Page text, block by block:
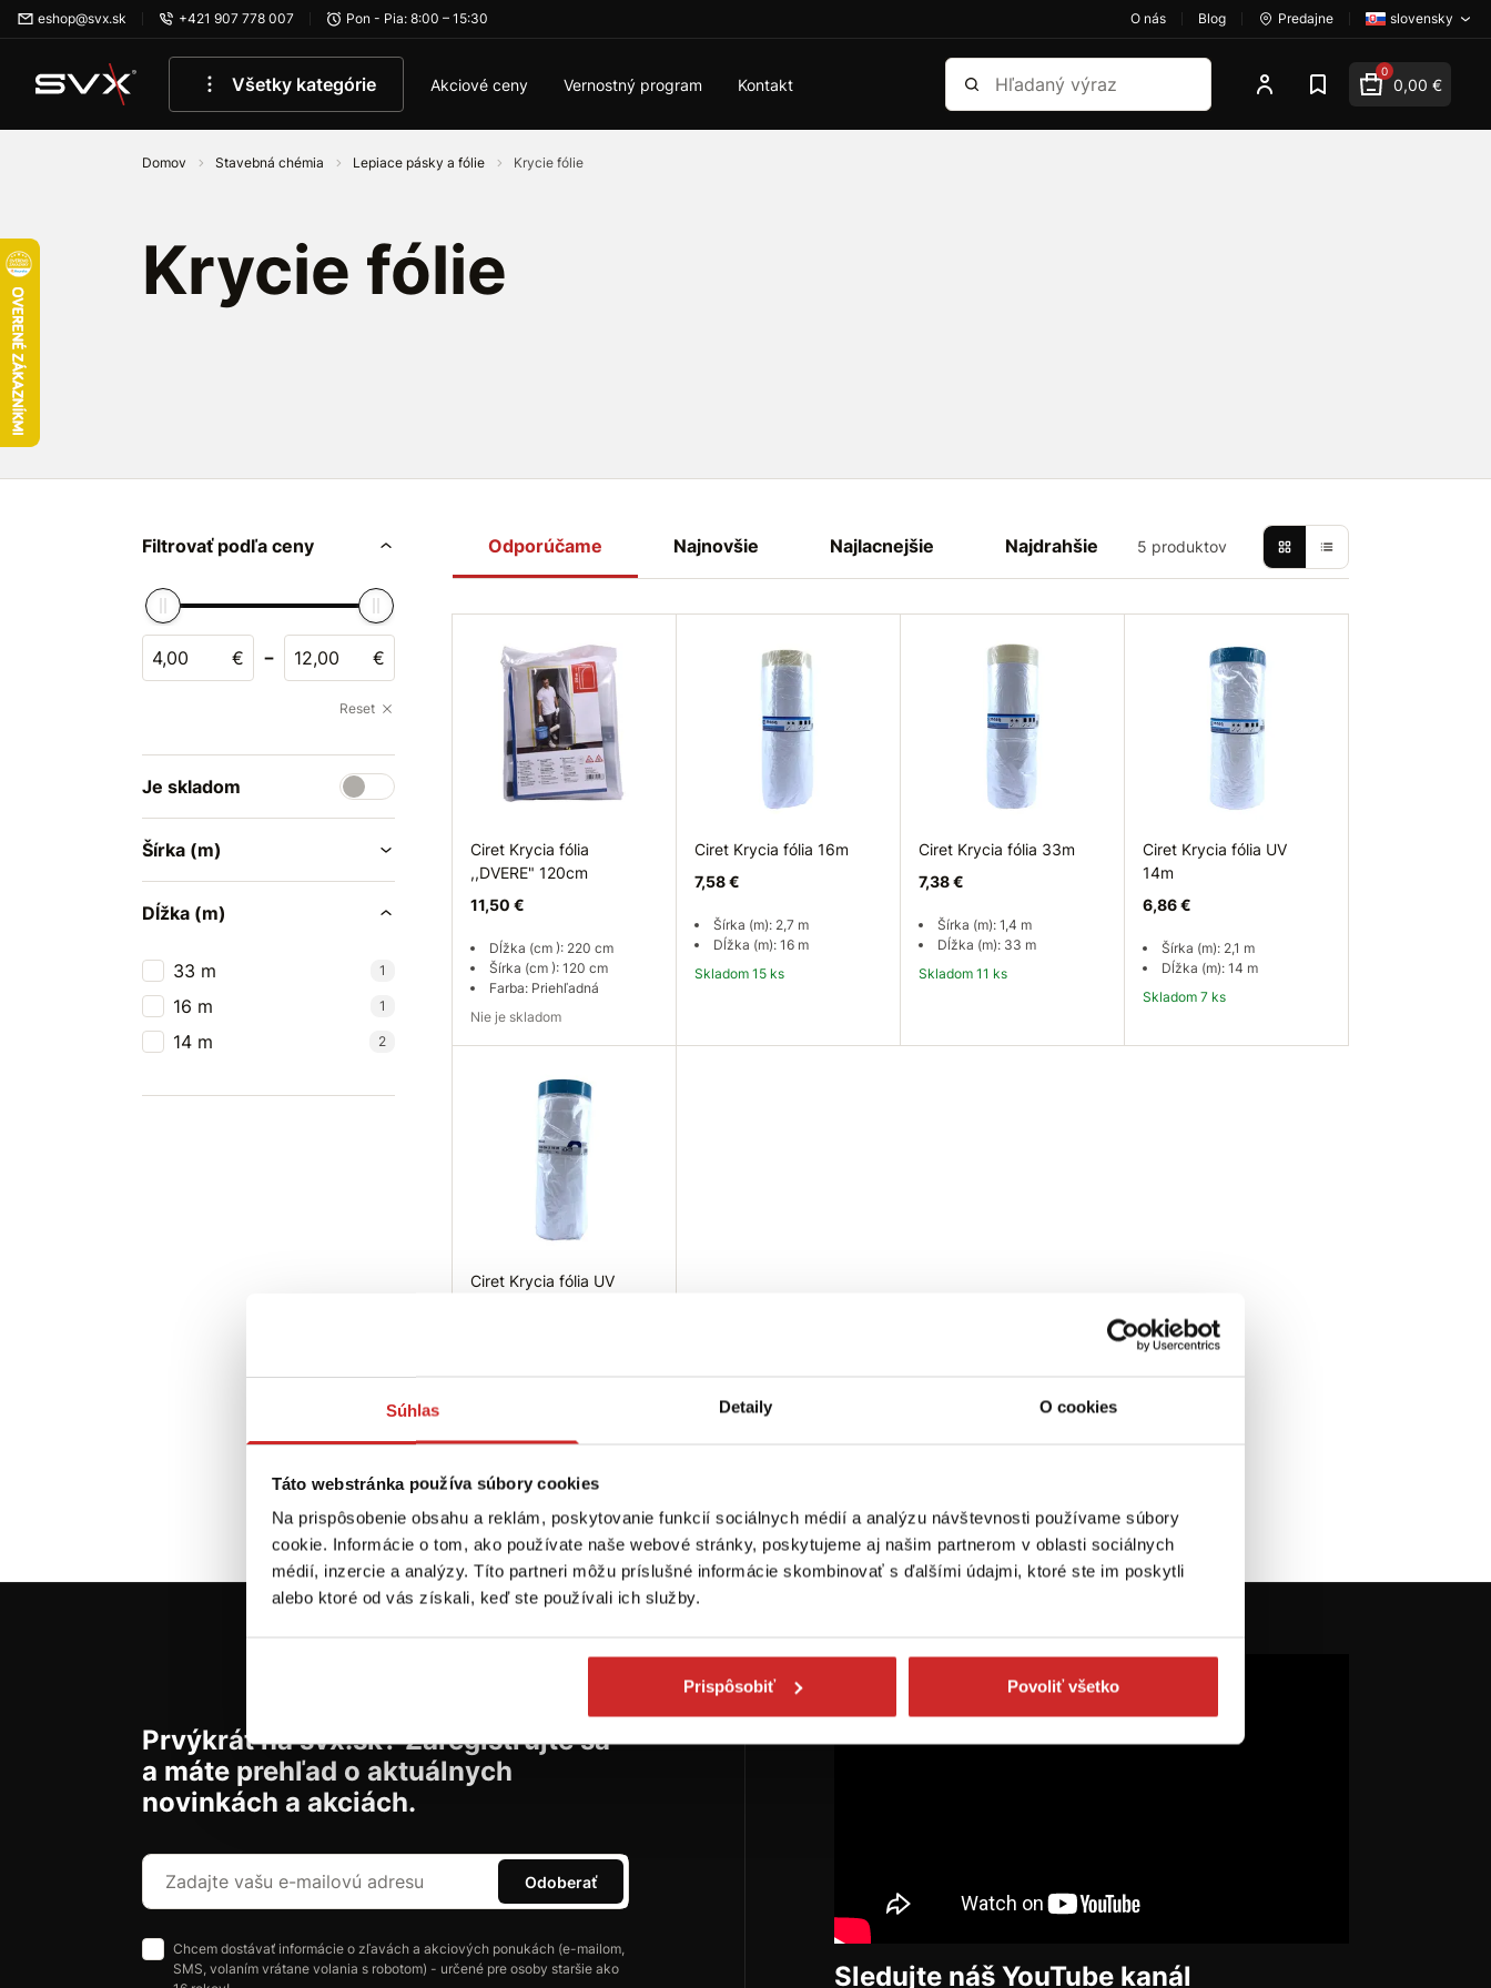
Súhlas Detaily O cookies
Táto webstránka používa súbory cookies
Na prispôsobenie obsahu a reklám, poskytovanie funkcií sociálnych médií a analýzu návštevnosti používame súbory
cookie. Informácie o tom, ako používate naše webové stránky, poskytujeme aj našim partnerom v oblasti sociálnych
médií, inzercie a analýzy. Títo partneri môžu príslušné informácie skombinovať s ďalšími údajmi, ktoré ste im poskytli
alebo ktoré od vás získali, keď ste používali ich služby.
Prispôsobiť Povoliť všetko
Preskočiť na hlavný obsah
eshop@svx.sk +421 907 778 007 Pon - Pia: 8:00 – 15:30 O nás Blog Predajne slovensky
Všetky kategórie Akciové ceny Vernostný program Kontakt
Vyhľadať 0
0,00 €
Domov Stavebná chémia Lepiace pásky a fólie Krycie fólie
Krycie fólie
Filtrovať podľa ceny
€ - €
Reset
Je skladom
Šírka (m)
Dĺžka (m)
33 m 1
16 m 1
14 m 2
Odporúčame Najnovšie Najlacnejšie Najdrahšie 5 produktov
Ciret Krycia fólia
,,DVERE" 120cm
11,50 €
Dĺžka (cm ): 220 cm
Šírka (cm ): 120 cm
Farba: Priehľadná
Nie je skladom
Ciret Krycia fólia 16m
7,58 €
Šírka (m): 2,7 m
Dĺžka (m): 16 m
Skladom 15 ks
Ciret Krycia fólia 33m
7,38 €
Šírka (m): 1,4 m
Dĺžka (m): 33 m
Skladom 11 ks
Ciret Krycia fólia UV
14m
6,86 €
Šírka (m): 2,1 m
Dĺžka (m): 14 m
Skladom 7 ks
Ciret Krycia fólia UV
Do košíka
Prvýkrát na svx.sk? Zaregistrujte sa
a máte prehľad o aktuálnych
novinkách a akciách.
Odoberať
Chcem dostávať informácie o zľavách a akciových ponukách (e-mailom,
SMS, volaním vrátane volania s robotom) - určené pre osoby staršie ako
Sledujte náš YouTube kanál